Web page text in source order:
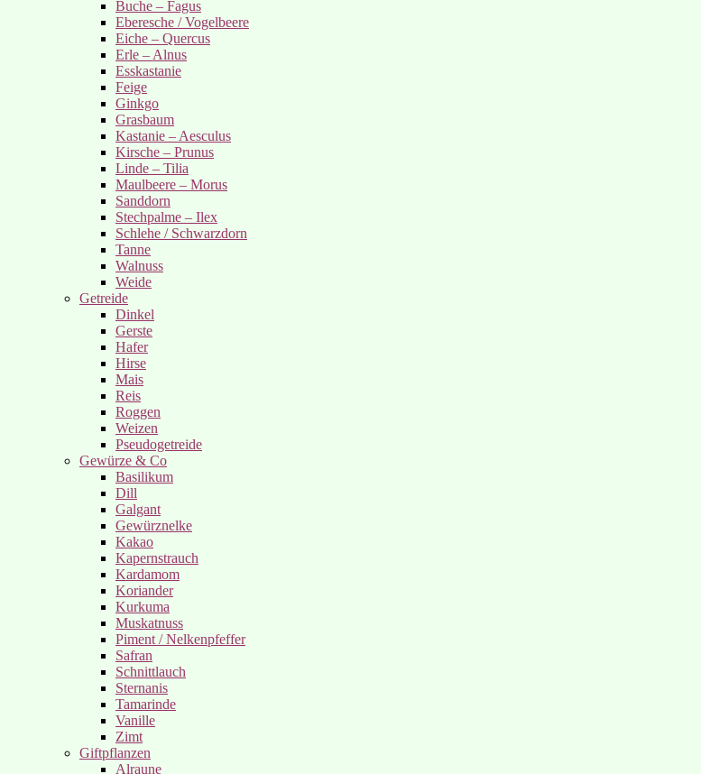
Buche – Fagus
Eberesche / Vogelbeere
Eiche – Quercus
Erle – Alnus
Esskastanie
Feige
Ginkgo
Grasbaum
Kastanie – Aesculus
Kirsche – Prunus
Linde – Tilia
Maulbeere – Morus
Sanddorn
Stechpalme – Ilex
Schlehe / Schwarzdorn
Tanne
Walnuss
Weide
Getreide
Dinkel
Gerste
Hafer
Hirse
Mais
Reis
Roggen
Weizen
Pseudogetreide
Gewürze & Co
Basilikum
Dill
Galgant
Gewürznelke
Kakao
Kapernstrauch
Kardamom
Koriander
Kurkuma
Muskatnuss
Piment / Nelkenpfeffer
Safran
Schnittlauch
Sternanis
Tamarinde
Vanille
Zimt
Giftpflanzen
Alraune